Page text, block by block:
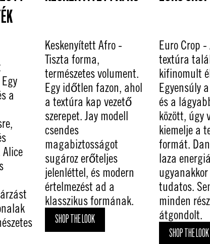
a
Keskenyített Afro -
Tiszta forma,
természetes volument.
Egy időtlen fazon, ahol
a textúra kap vezető
szerepet. Jay modell
csendes
magabiztosságot
sugároz erőteljes
jelenléttel, és modern
értelmezést ad a
klasszikus formának.
SHOP THE LOOK
Euro Crop -
textúra
kifinomult
Egyensúly
és a
között, úgy
kiemelje a
formát.
laza
tudatos.
minden
átgondolt.
SHOP THE LOOK